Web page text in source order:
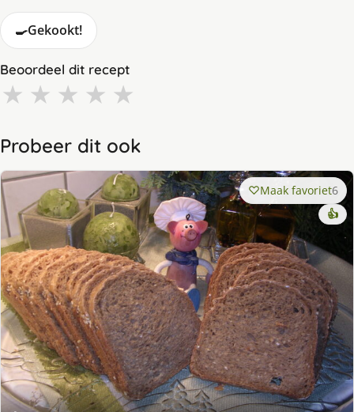
🍳Gekookt!
Beoordeel dit recept
★ ★ ★ ★ ★
Probeer dit ook
Maak favoriet6
👍